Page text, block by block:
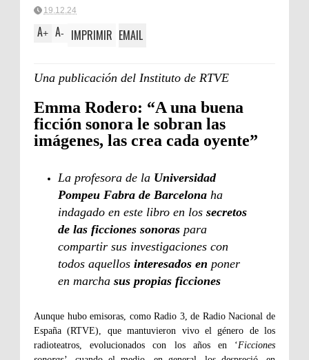
19.12.24
A+ A- IMPRIMIR EMAIL
Una publicación del Instituto de RTVE
Emma Rodero: “A una buena
ficción sonora le sobran las
imágenes, las crea cada oyente”
La profesora de la Universidad
Pompeu Fabra de Barcelona ha
indagado en este libro en los secretos
de las ficciones sonoras para
compartir sus investigaciones con
todos aquellos interesados en poner
en marcha sus propias ficciones
Aunque hubo emisoras, como Radio 3, de Radio Nacional de
España (RTVE), que mantuvieron vivo el género de los
radioteatros, evolucionados con los años en ‘Ficciones